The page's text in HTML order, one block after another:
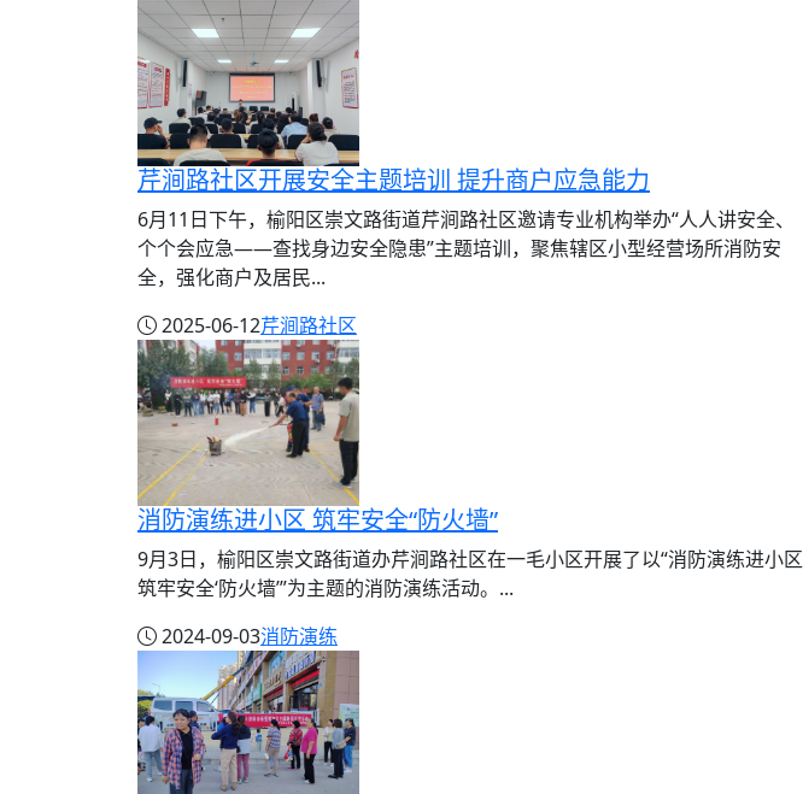
芹涧路社区开展安全主题培训 提升商户应急能力
6月11日下午，榆阳区崇文路街道芹涧路社区邀请专业机构举办“人人讲安全、
个个会应急——查找身边安全隐患”主题培训，聚焦辖区小型经营场所消防安
全，强化商户及居民...
2025-06-12芹涧路社区
消防演练进小区 筑牢安全“防火墙”
9月3日，榆阳区崇文路街道办芹涧路社区在一毛小区开展了以“消防演练进小区
筑牢安全‘防火墙’”为主题的消防演练活动。...
2024-09-03消防演练